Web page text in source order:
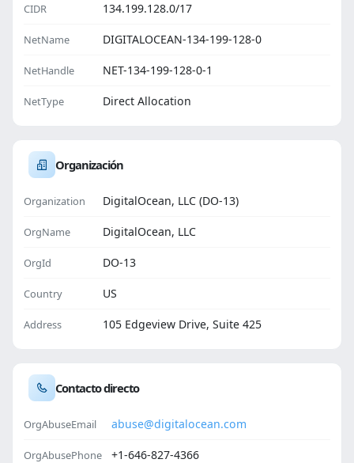
CIDR 134.199.128.0/17
NetName DIGITALOCEAN-134-199-128-0
NetHandle NET-134-199-128-0-1
NetType Direct Allocation
Organización
Organization DigitalOcean, LLC (DO-13)
OrgName DigitalOcean, LLC
OrgId DO-13
Country US
Address 105 Edgeview Drive, Suite 425
Contacto directo
OrgAbuseEmail abuse@digitalocean.com
OrgAbusePhone +1-646-827-4366